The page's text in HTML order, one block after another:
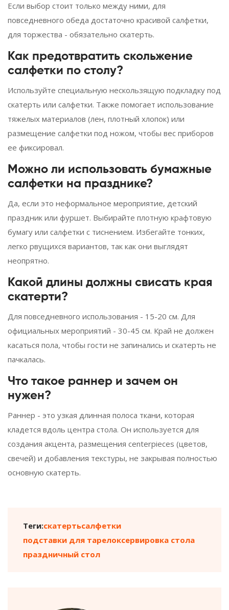
Если выбор стоит только между ними, для
повседневного обеда достаточно красивой салфетки,
для торжества - обязательно скатерть.
Как предотвратить скольжение
салфетки по столу?
Используйте специальную нескользящую подкладку под
скатерть или салфетки. Также помогает использование
тяжелых материалов (лен, плотный хлопок) или
размещение салфетки под ножом, чтобы вес приборов
ее фиксировал.
Можно ли использовать бумажные
салфетки на празднике?
Да, если это неформальное мероприятие, детский
праздник или фуршет. Выбирайте плотную крафтовую
бумагу или салфетки с тиснением. Избегайте тонких,
легко рвущихся вариантов, так как они выглядят
неопрятно.
Какой длины должны свисать края
скатерти?
Для повседневного использования - 15-20 см. Для
официальных мероприятий - 30-45 см. Край не должен
касаться пола, чтобы гости не запинались и скатерть не
пачкалась.
Что такое раннер и зачем он
нужен?
Раннер - это узкая длинная полоса ткани, которая
кладется вдоль центра стола. Он используется для
создания акцента, размещения centerpieces (цветов,
свечей) и добавления текстуры, не закрывая полностью
основную скатерть.
Теги:скатертьсалфетки
подставки для тарелоксервировка стола
праздничный стол